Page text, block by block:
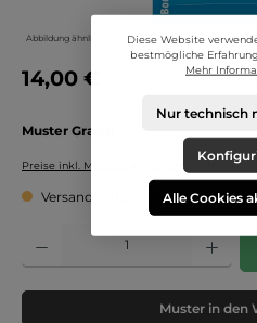
Abbildung ähnlich
14,00 €
Muster Gratis!
Preise inkl. MwSt. zzgl. Versandkosten
Versandfertig in 1 Tag, Lieferzeit
Produkt Anzahl: Gib den gewünschten
Muster in den
Diese Website
bestmögliche
Mehr
Nur technisch
Alle Cookies